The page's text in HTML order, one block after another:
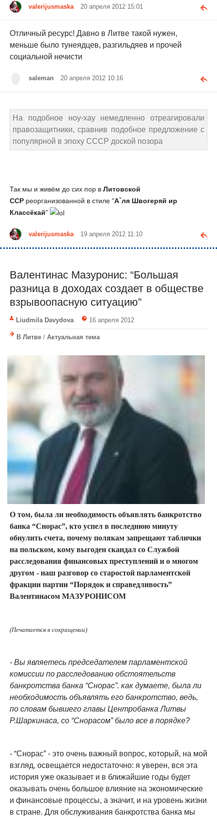
valerijusmaska 20 апреля 2012 15:01
Отличный ресурс! Давно в Литве такой нужен,
меньше было тунеядцев, разгильдяев и прочей
социальной нечисти
saleman 20 апреля 2012 10:16
На подобное ноу-хау немедленно отреагировали
правозащитники, сравнив подобное предложение с
популярной в эпоху СССР доской позора
Так мы и живём до сих пор в Литовской
ССР реорганизованной в стиле "А`ля Швогеряй ир
Классёкай"
valerijusmaska 19 апреля 2012 11:10
Валентинас Мазуронис: “Большая
разница в доходах создает в обществе
взрывоопасную ситуацию”
Liudmila Davydova 16 апреля 2012
В Литве / Актуальная тема
О том, была ли необходимость объявлять банкротство
банка “Снорас”, кто успел в последнюю минуту
обнулить счета, почему полякам запрещают таблички
на польском, кому выгоден скандал со Службой
расследования финансовых преступлений и о многом
другом - наш разговор со старостой парламентской
фракции партии “Порядок и справедливость”
Валентинасом МАЗУРОНИСОМ
(Печатается в сокращении)
- Вы являетесь председателем парламентской
комиссии по расследованию обстоятельств
банкротства банка “Снорас”. как думаете, была ли
необходимость объявлять его банкротство, ведь,
по словам бывшего главы Центробанка Литвы
Р.Шаркинаса, со “Снорасом” было все в порядке?
- “Снорас” - это очень важный вопрос, который, на мой
взгляд, освещается недостаточно: я уверен, вся эта
история уже оказывает и в ближайшие годы будет
оказывать очень большое влияние на экономические
и финансовые процессы, а значит, и на уровень жизни
в стране. Для обслуживания банкротства банка мы